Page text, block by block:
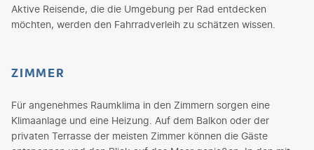
Aktive Reisende, die die Umgebung per Rad entdecken
möchten, werden den Fahrradverleih zu schätzen wissen.
ZIMMER
Für angenehmes Raumklima in den Zimmern sorgen eine
Klimaanlage und eine Heizung. Auf dem Balkon oder der
privaten Terrasse der meisten Zimmer können die Gäste